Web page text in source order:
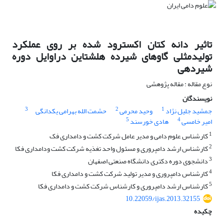
تاثیر دانه کتان اکسترود شده بر روی عملکرد
تولیدمثلی گاوهای شیرده هلشتاین دراوایل دوره
شیردهی
نوع مقاله : مقاله پژوهشی
نویسندگان
جمشید جلیل نژاد 1 وحید محرمی2 حشمت الله بهرامی یکدانگی 3
امیر خامسی4 هادی خورسند 5
1کارشناس علوم دامی و مدیر عامل شرکت کشت و دامداری فک
2کارشناس ارشد دامپروری و مسئول واحد تغذیه شرکت کشت ودامداری فکا
3دانشجوی دوره دکتری دانشگاه صنعتی اصفهان
4کارشناس دامپروری و مدیر تولید شرکت کشت و دامداری فکا
5کارشناس ارشد دامپروری و کارشناس شرکت کشت و دامداری فکا
10.22059/ijas.2013.32155
چکیده